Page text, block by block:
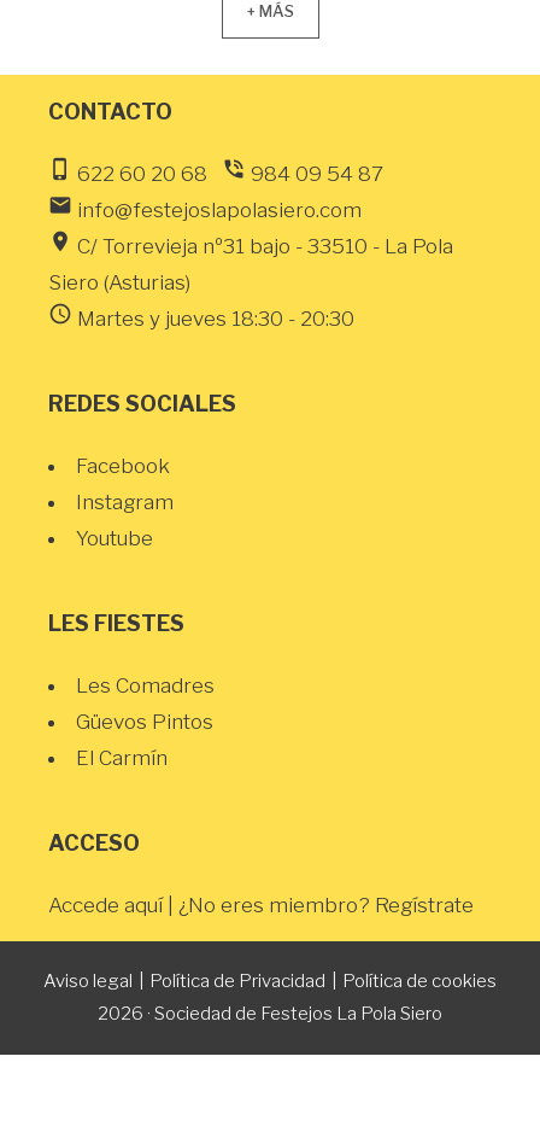
+ MÁS
CONTACTO
phone_iphone 622 60 20 68 phone_in_talk 984 09 54 87
email info@festejoslapolasiero.com
location_on C/ Torrevieja nº31 bajo - 33510 - La Pola
Siero (Asturias)
schedule Martes y jueves 18:30 - 20:30
REDES SOCIALES
Facebook
Instagram
Youtube
LES FIESTES
Les Comadres
Güevos Pintos
El Carmín
ACCESO
Accede aquí | ¿No eres miembro? Regístrate
Aviso legal Política de Privacidad
Política de cookies
2026 · Sociedad de Festejos La Pola Siero